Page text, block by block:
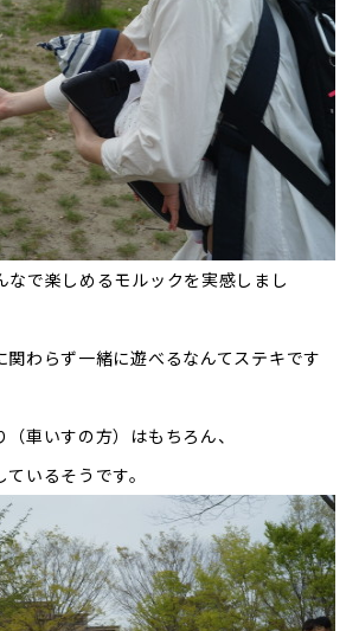
なで楽しめるモルックを実感しまし
関わらず一緒に遊べるなんてステキです
車いすの方）はもちろん、
いるそうです。